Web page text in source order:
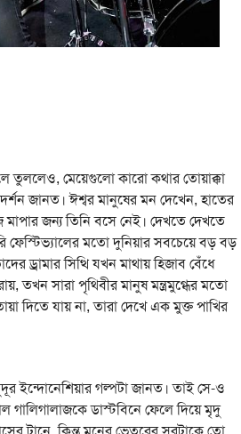
তুললেও, মেয়েগুলো কারো কথার তোয়াক্কা
জানত। ঈশ্বর মানুষের মন দেখেন, হাতের
জন্য তিনি বসে নেই। দেখতে দেখতে
ফেস্টিভ্যালের মতো দুনিয়ার সবচেয়ে বড় বড়
ড্রামার সিত্থি যখন মাথায় হিজাব বেঁধে
তখন সারা পৃথিবীর মানুষ মন্ত্রমুগ্ধের মতো
দিতে যায় না, তারা দেখে এক মুক্ত পাখির
ইন্দোনেশিয়ার গল্পটা জানত। তাই সে-ও
গালিগালাজকে ডাস্টবিনে ফেলে দিয়ে মৃদু